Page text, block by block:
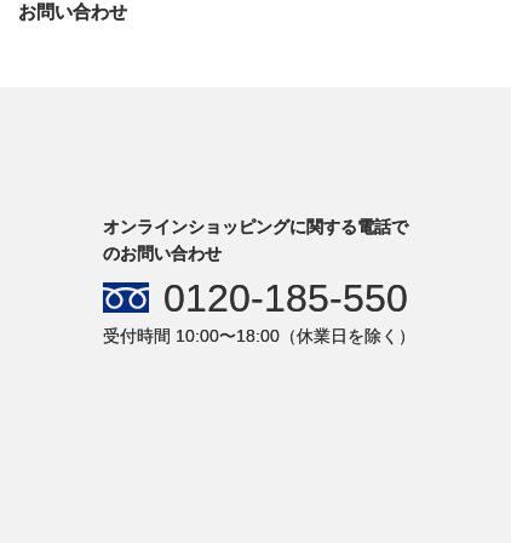
お問い合わせ
オンラインショッピングに関する電話で
のお問い合わせ
0120-185-550
受付時間 10:00〜18:00（休業日を除く）